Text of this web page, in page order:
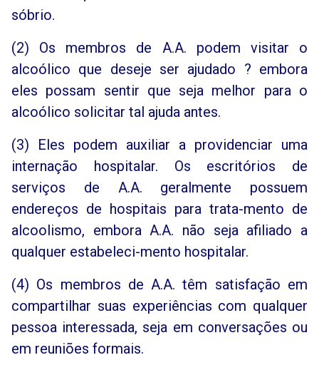
sóbrio.
(2) Os membros de A.A. podem visitar o
alcoólico que deseje ser ajudado ? embora
eles possam sentir que seja melhor para o
alcoólico solicitar tal ajuda antes.
(3) Eles podem auxiliar a providenciar uma
internação hospitalar. Os escritórios de
serviços de A.A. geralmente possuem
endereços de hospitais para trata-mento de
alcoolismo, embora A.A. não seja afiliado a
qualquer estabeleci-mento hospitalar.
(4) Os membros de A.A. têm satisfação em
compartilhar suas experiências com qualquer
pessoa interessada, seja em conversações ou
em reuniões formais.